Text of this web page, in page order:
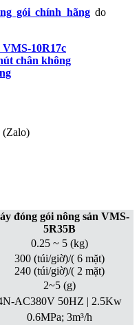
gói chính hãngdo
VMS-10R17c
chân không
(Zalo)
đóng gói nông sản VMS-
5R35B
0.25 ~ 5 (kg)
300 (túi/giờ)/( 6 mặt)
240 (túi/giờ)/( 2 mặt)
2~5 (g)
AC380V 50HZ | 2.5Kw
0.6MPa; 3m³/h